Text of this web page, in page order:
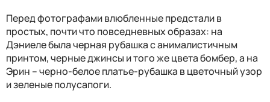
Перед фотографами влюбленные предстали в
простых, почти что повседневных образах: на
Дэниеле была черная рубашка с анималистичным
принтом, черные джинсы и того же цвета бомбер, а на
Эрин – черно-белое платье-рубашка в цветочный узор
и зеленые полусапоги.